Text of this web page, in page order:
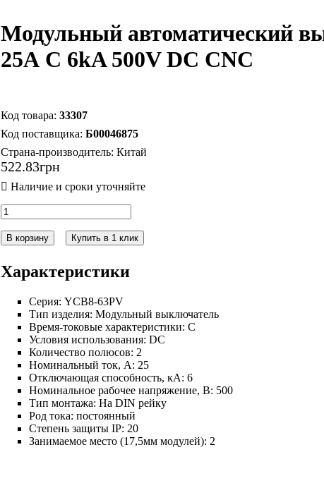
Модульный автоматический
25А С 6kA 500V DC CNC
33307
Б00046875
Страна-производитель:Китай
522.83грн
В корзину Купить в 1 клик
Характеристики
Серия:YCB8-63PV
Тип изделия:Модульный выключатель
Время-токовые характеристики:C
Условия использования:DC
Количество полюсов: 2
Номинальный ток, А: 25
Отключающая способность, кА:6
Номинальное рабочее напряжение, В: 500
Тип монтажа:На DIN рейку
Род тока:постоянный
Степень защиты IP: 20
Занимаемое место (17,5мм модулей): 2